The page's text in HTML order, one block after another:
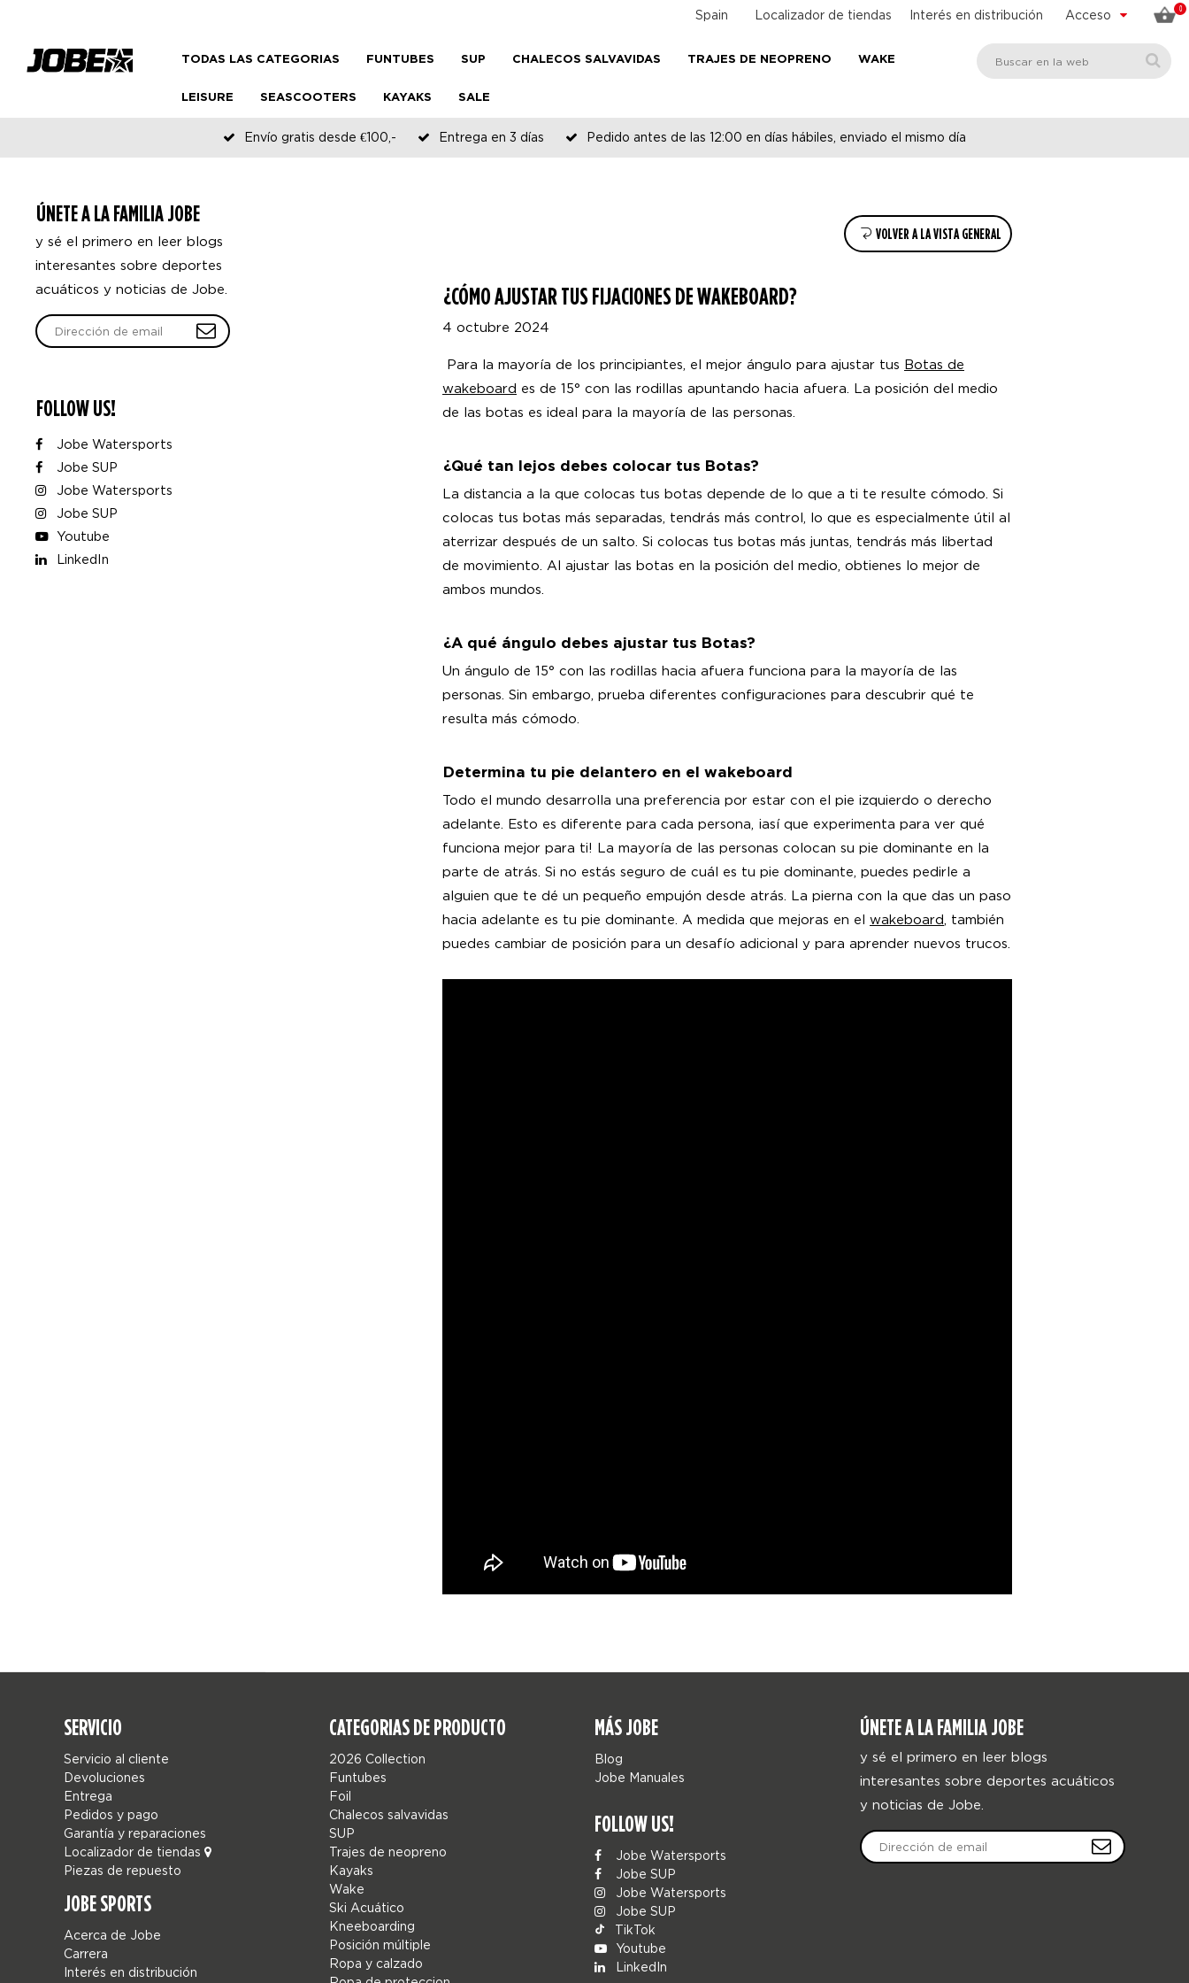
0
Acceso
Interés en distribución
Localizador de tiendas
Spain
TODAS LAS CATEGORIAS FUNTUBES SUP CHALECOS SALVAVIDAS TRAJES DE NEOPRENO WAKE
LEISURE SEASCOOTERS KAYAKS SALE
Envío gratis desde €100,- Entrega en 3 días Pedido antes de las 12:00 en días hábiles, enviado el mismo día
ÚNETE A LA FAMILIA JOBE
y sé el primero en leer blogs
interesantes sobre deportes
acuáticos y noticias de Jobe.
FOLLOW US!
Jobe Watersports
Jobe SUP
Jobe Watersports
Jobe SUP
Youtube
LinkedIn
VOLVER A LA VISTA GENERAL
¿CÓMO AJUSTAR TUS FIJACIONES DE WAKEBOARD?
4 octubre 2024
Para la mayoría de los principiantes, el mejor ángulo para ajustar tus Botas de
wakeboard es de 15° con las rodillas apuntando hacia afuera. La posición del medio
de las botas es ideal para la mayoría de las personas.
¿Qué tan lejos debes colocar tus Botas?
La distancia a la que colocas tus botas depende de lo que a ti te resulte cómodo. Si
colocas tus botas más separadas, tendrás más control, lo que es especialmente útil al
aterrizar después de un salto. Si colocas tus botas más juntas, tendrás más libertad
de movimiento. Al ajustar las botas en la posición del medio, obtienes lo mejor de
ambos mundos.
¿A qué ángulo debes ajustar tus Botas?
Un ángulo de 15° con las rodillas hacia afuera funciona para la mayoría de las
personas. Sin embargo, prueba diferentes configuraciones para descubrir qué te
resulta más cómodo.
Determina tu pie delantero en el wakeboard
Todo el mundo desarrolla una preferencia por estar con el pie izquierdo o derecho
adelante. Esto es diferente para cada persona, ¡así que experimenta para ver qué
funciona mejor para ti! La mayoría de las personas colocan su pie dominante en la
parte de atrás. Si no estás seguro de cuál es tu pie dominante, puedes pedirle a
alguien que te dé un pequeño empujón desde atrás. La pierna con la que das un paso
hacia adelante es tu pie dominante. A medida que mejoras en el wakeboard , también
puedes cambiar de posición para un desafío adicional y para aprender nuevos trucos.
SERVICIO
Servicio al cliente
Devoluciones
Entrega
Pedidos y pago
Garantía y reparaciones
Localizador de tiendas
Piezas de repuesto
JOBE SPORTS
Acerca de Jobe
Carrera
Interés en distribución
CATEGORIAS DE PRODUCTO
2026 Collection
Funtubes
Foil
Chalecos salvavidas
SUP
Trajes de neopreno
Kayaks
Wake
Ski Acuático
Kneeboarding
Posición múltiple
Ropa y calzado
MÁS JOBE
Blog
Jobe Manuales
FOLLOW US!
Jobe Watersports
Jobe SUP
Jobe Watersports
Jobe SUP
TikTok
Youtube
LinkedIn
ÚNETE A LA FAMILIA JOBE
y sé el primero en leer blogs
interesantes sobre deportes acuáticos
y noticias de Jobe.